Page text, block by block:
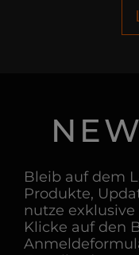
Bleib auf dem
Produkte,
nutze
Klicke auf den